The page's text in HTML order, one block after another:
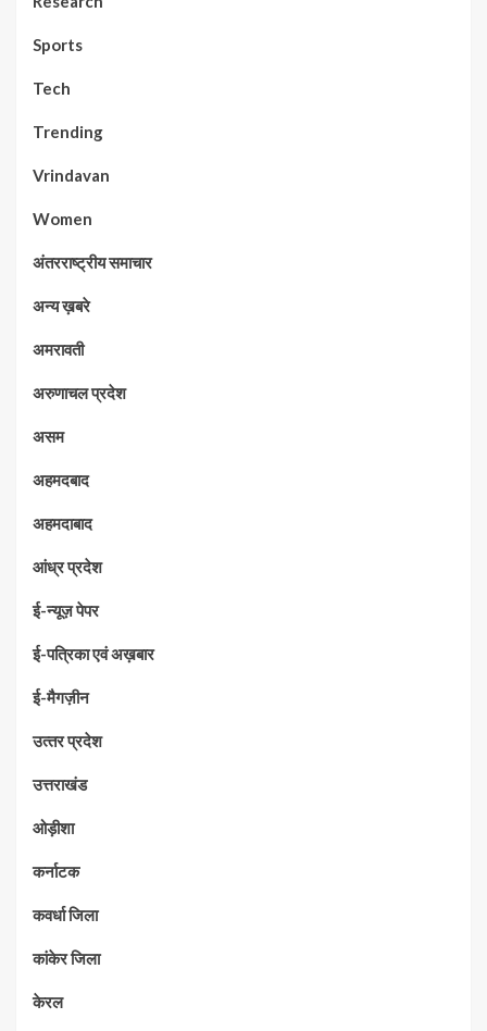
Sports
Tech
Trending
Vrindavan
Women
अंतरराष्ट्रीय समाचार
अन्य ख़बरे
अमरावती
अरुणाचल प्रदेश
असम
अहमदबाद
अहमदाबाद
आंध्र प्रदेश
ई-न्यूज़ पेपर
ई-पत्रिका एवं अख़बार
ई-मैगज़ीन
उत्‍तर प्रदेश
उत्तराखंड
ओड़ीशा
कर्नाटक
कवर्धा जिला
कांकेर जिला
केरल